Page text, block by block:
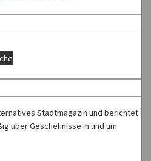
Stadtmagazin und berichtet
über Geschehnisse in und um